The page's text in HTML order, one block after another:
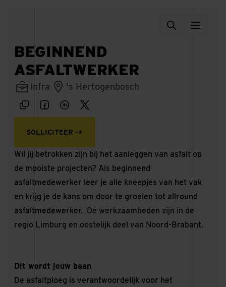
BEGINNEND
ASFALTWERKER
Infra 's Hertogenbosch
SOLLICITEER
Wil jij betrokken zijn bij het aanleggen van asfalt op
de mooiste projecten? Als beginnend
asfaltmedewerker leer je alle kneepjes van het vak
en krijg je de kans om door te groeien tot allround
asfaltmedewerker. De werkzaamheden zijn in de
regio Limburg en oostelijk deel van Noord-Brabant.
Dit wordt jouw baan
De asfaltploeg is verantwoordelijk voor het